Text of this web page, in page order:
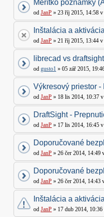
Merítko poznámky
od JanP » 23 říj 2015, 14:58 v
Inštalácia a
od JanP » 21 říj 2015, 13:44 v
librecad vs draftsight
od gusto1 » 05 zář 2015,
Výkresový priestor -
od JanP » 18 lis 2014, 10:37 v
DraftSight -
od JanP » 17 lis 2014, 16:45 v
Doporučované
od JanP » 26 čer 2014, 14:49
Doporučované
od JanP » 26 čer 2014, 14:43
Inštalácia a
od JanP » 17 dub 2014, 10:36